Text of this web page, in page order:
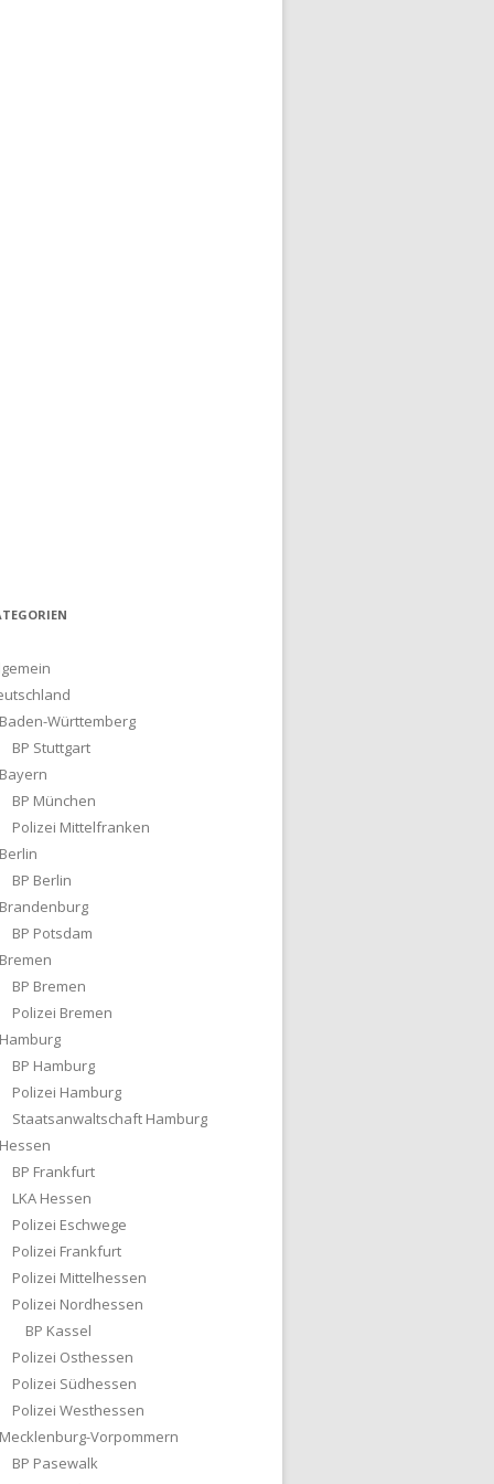
Baden-Württemberg
BP Stuttgart
Bayern
BP München
Polizei Mittelfranken
Berlin
BP Berlin
Brandenburg
BP Potsdam
Bremen
BP Bremen
Polizei Bremen
Hamburg
BP Hamburg
Polizei Hamburg
Staatsanwaltschaft Hamburg
Hessen
BP Frankfurt
LKA Hessen
Polizei Eschwege
Polizei Frankfurt
Polizei Mittelhessen
Polizei Nordhessen
BP Kassel
Polizei Osthessen
Polizei Südhessen
Polizei Westhessen
Mecklenburg-Vorpommern
BP Pasewalk